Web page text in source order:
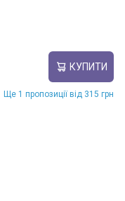
КУПИТИ
Ще 1 пропозиції від 315 грн